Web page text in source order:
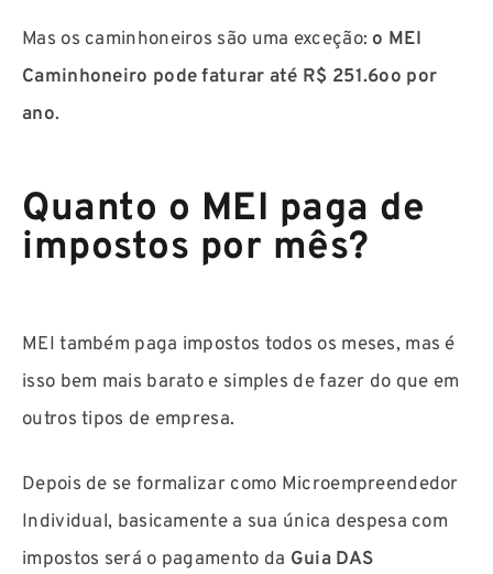
Mas os caminhoneiros são uma exceção: o MEI
Caminhoneiro pode faturar até R$ 251.6oo por
ano.
Quanto o MEI paga de
impostos por mês?
MEI também paga impostos todos os meses, mas é
isso bem mais barato e simples de fazer do que em
outros tipos de empresa.
Depois de se formalizar como Microempreendedor
Individual, basicamente a sua única despesa com
impostos será o pagamento da Guia DAS